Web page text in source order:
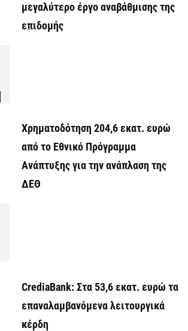
μεγαλύτερο έργο αναβάθμισης της
επιδομής
Χρηματοδότηση 204,6 εκατ. ευρώ
από το Εθνικό Πρόγραμμα
Ανάπτυξης για την ανάπλαση της
ΔΕΘ
CrediaBank: Στα 53,6 εκατ. ευρώ τα
επαναλαμβανόμενα λειτουργικά
κέρδη